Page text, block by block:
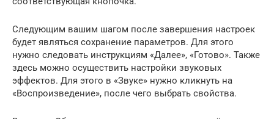
Следующим вашим шагом после завершения настроек
будет являться сохранение параметров. Для этого
нужно следовать инструкциям «Далее», «Готово». Также
здесь можно осуществить настройки звуковых
эффектов. Для этого в «Звуке» нужно кликнуть на
«Воспроизведение», после чего выбрать свойства.